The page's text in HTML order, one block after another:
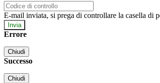
E-mail inviata, si prega di controllare la casella di
Errore
Chiudi
Successo
Chiudi